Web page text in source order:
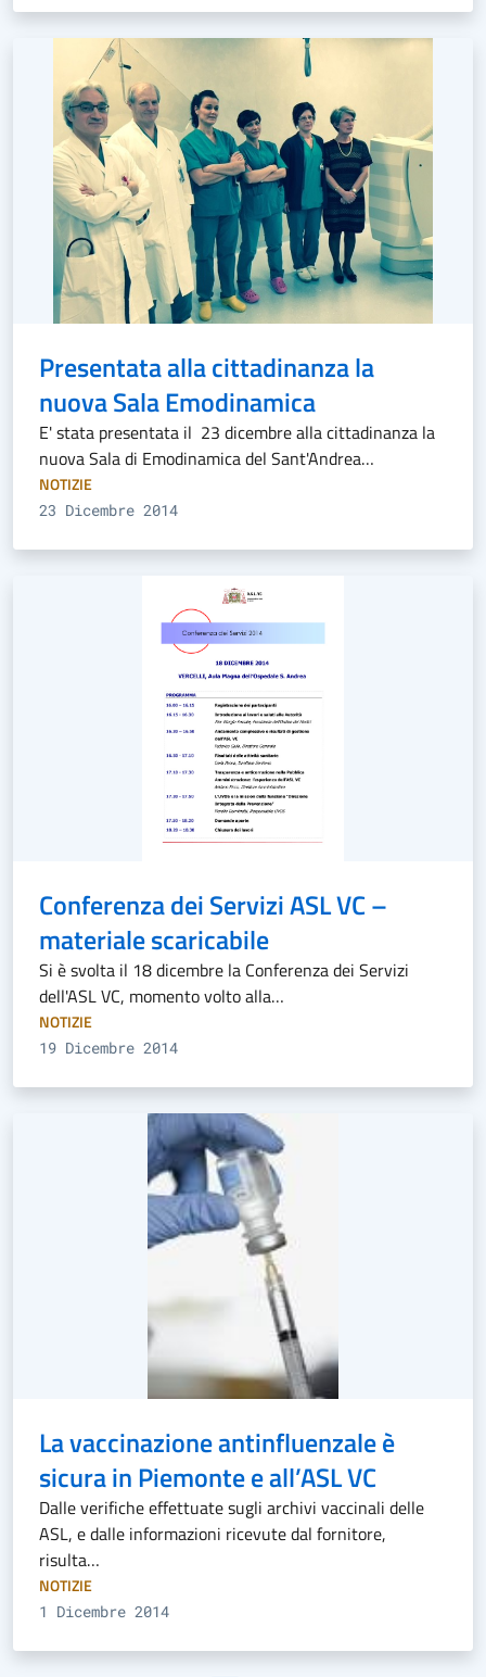
Presentata alla cittadinanza la
nuova Sala Emodinamica
E' stata presentata il 23 dicembre alla cittadinanza la
nuova Sala di Emodinamica del Sant'Andrea…
NOTIZIE
23 Dicembre 2014
Conferenza dei Servizi ASL VC –
materiale scaricabile
Si è svolta il 18 dicembre la Conferenza dei Servizi
dell'ASL VC, momento volto alla…
NOTIZIE
19 Dicembre 2014
La vaccinazione antinfluenzale è
sicura in Piemonte e all’ASL VC
Dalle verifiche effettuate sugli archivi vaccinali delle
ASL, e dalle informazioni ricevute dal fornitore,
risulta…
NOTIZIE
1 Dicembre 2014